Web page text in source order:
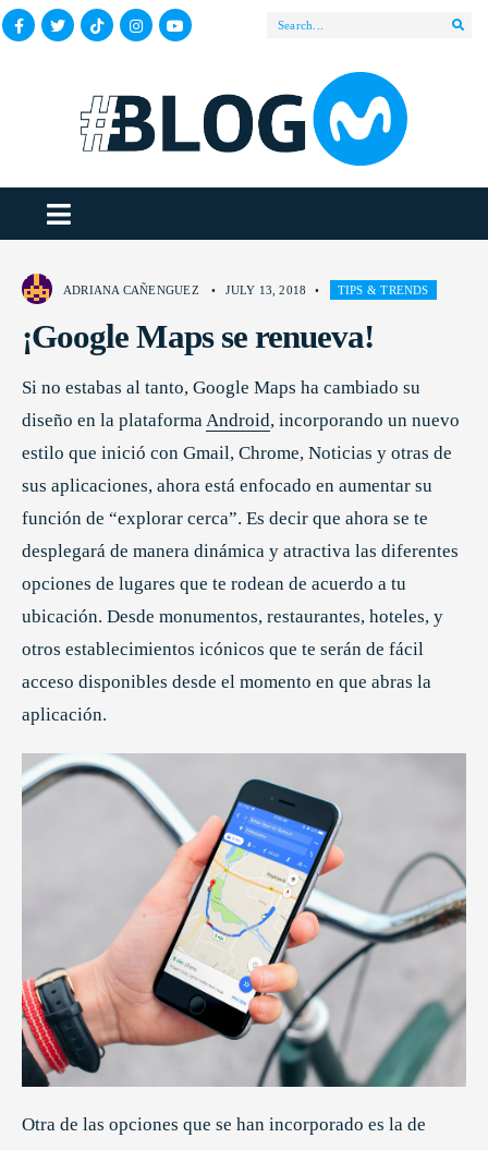
ADRIANA CAÑENGUEZ • JULY 13, 2018 • TIPS & TRENDS
¡Google Maps se renueva!
Si no estabas al tanto, Google Maps ha cambiado su
diseño en la plataformaAndroid, incorporando un nuevo
estilo que inició con Gmail, Chrome, Noticias y otras de
sus aplicaciones, ahora está enfocado en aumentar su
función de “explorar cerca”. Es decir que ahora se te
desplegará de manera dinámica y atractiva las diferentes
opciones de lugares que te rodean de acuerdo a tu
ubicación. Desde monumentos, restaurantes, hoteles, y
otros establecimientos icónicos que te serán de fácil
acceso disponibles desde el momento en que abras la
aplicación.
Otra de las opciones que se han incorporado es la de